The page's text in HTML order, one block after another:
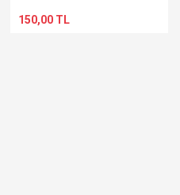
150,00 TL